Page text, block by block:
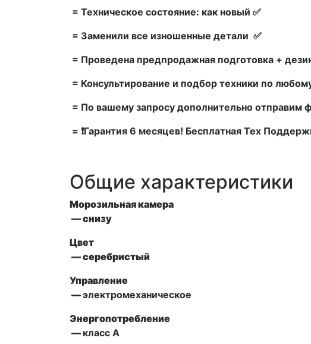
= Техническое состояние: как новый ✅
= Заменили все изношенные детали ✅
= Проведена предпродажная подготовка +
= Консультирование и подбор техники по
= По вашему запросу дополнительно отправим
= ❗Гарантия 6 месяцев! Бесплатная Тех
Общие характеристики
Морозильная камера
— снизу
Цвет
— серебристый
Управление
—электромеханическое
Энергопотребление
— класс A